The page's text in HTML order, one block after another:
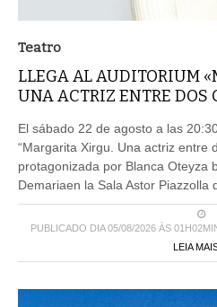
Teatro
LLEGA AL AUDITORIUM
UNA ACTRIZ ENTRE DOS
El sábado 22 de agosto a las
“Margarita Xirgu. Una actriz entre
protagonizada por Blanca Oteyza
Demariaen la Sala Astor Piazzolla
PUBLICADO DIA 05/08/2026 ÀS
LEIA MAIS